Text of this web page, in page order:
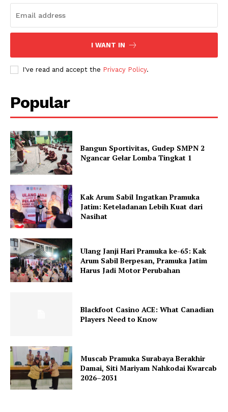
I WANT IN
I've read and accept the Privacy Policy.
Popular
Bangun Sportivitas, Gudep SMPN 2
Ngancar Gelar Lomba Tingkat 1
Kak Arum Sabil Ingatkan Pramuka
Jatim: Keteladanan Lebih Kuat dari
Nasihat
Ulang Janji Hari Pramuka ke-65: Kak
Arum Sabil Berpesan, Pramuka Jatim
Harus Jadi Motor Perubahan
Blackfoot Casino ACE: What Canadian
Players Need to Know
Muscab Pramuka Surabaya Berakhir
Damai, Siti Mariyam Nahkodai Kwarcab
2026–2031